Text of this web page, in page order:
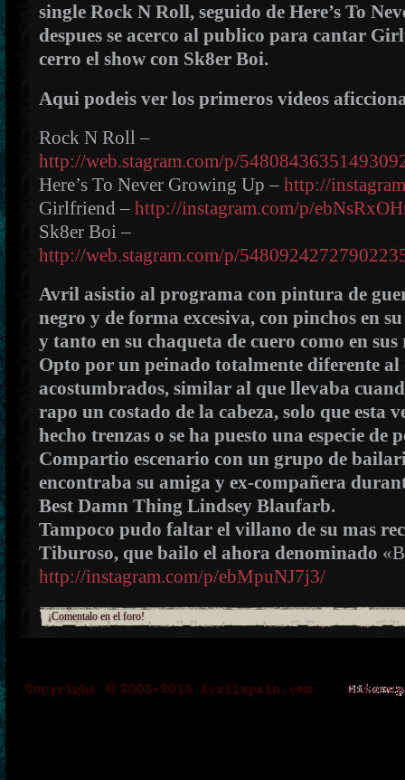
single Rock N Roll, seguido de Here’s To
despues se acerco al publico para cantar
cerro el show con Sk8er Boi.
Aqui podeis ver los primeros videos
Rock N Roll –
http://web.stagram.com/p/
Here’s To Never Growing Up – http://
Girlfriend – http://instagram.com/p/
Sk8er Boi –
http://web.stagram.com/p/
Avril asistio al programa con pintura de
negro y de forma excesiva, con pinchos en
y tanto en su chaqueta de cuero como en
Opto por un peinado totalmente diferente al
acostumbrados, similar al que llevaba
rapo un costado de la cabeza, solo que esta
hecho trenzas o se ha puesto una especie de
Compartio escenario con un grupo de
encontraba su amiga y ex-compañera
Best Damn Thing Lindsey Blaufarb.
Tampoco pudo faltar el villano de su mas
Tiburoso, que bailo el ahora denominado
http://instagram.com/p/ebMpuNJ7j3/
¡Comentalo en el foro!